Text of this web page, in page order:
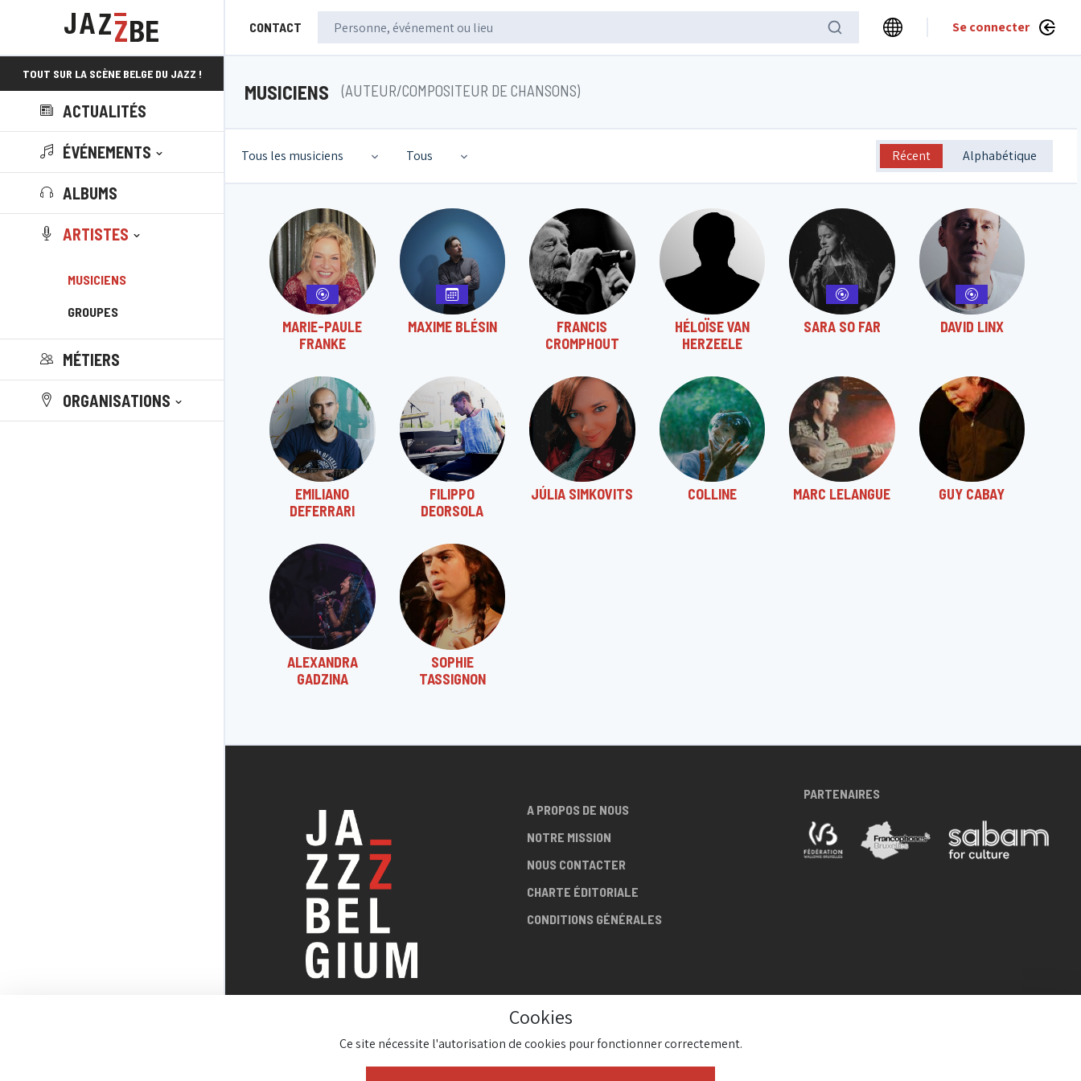
CONTACT Se connecter
TOUT SUR LA SCÈNE BELGE DU JAZZ !
ACTUALITÉS
ÉVÉNEMENTS
ALBUMS
ARTISTES
MUSICIENS
GROUPES
MÉTIERS
ORGANISATIONS
MUSICIENS (AUTEUR/COMPOSITEUR DE CHANSONS)
Tous les musiciens Tous Récent Alphabétique
MARIE-PAULE
FRANKE
MAXIME BLÉSIN
FRANCIS
CROMPHOUT
HÉLOÏSE VAN
HERZEELE
SARA SO FAR DAVID LINX
EMILIANO
DEFERRARI
FILIPPO
DEORSOLA
JÚLIA SIMKOVITS COLLINE MARC LELANGUE GUY CABAY
ALEXANDRA
GADZINA
SOPHIE
TASSIGNON
TOUT SUR LA SCÈNE
A PROPOS DE NOUS
NOTRE MISSION
NOUS CONTACTER
CHARTE ÉDITORIALE
CONDITIONS GÉNÉRALES
PARTENAIRES
Cookies
Ce site nécessite l'autorisation de cookies pour fonctionner correctement.